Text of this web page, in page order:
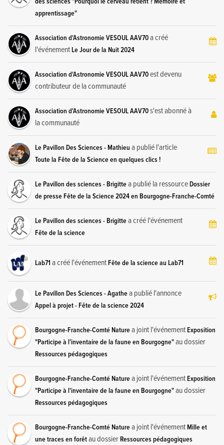
apprentissage"
Association d'Astronomie VESOUL AAV70a créé
l'événementLe Jour de la Nuit 2024
Association d'Astronomie VESOUL AAV70est devenu
contributeur de la communauté
Association d'Astronomie VESOUL AAV70s'est abonné à
la communauté
Le Pavillon Des Sciences - Mathieu a publié l'article
Toute la Fête de la Science en quelques clics !
Le Pavillon des sciences - Brigittea publié la ressourceDossier
de presse Fête de la Science 2024 en Bourgogne-Franche-Comté
Le Pavillon des sciences - Brigittea créé l'événement
Fête de la science
Lab71 a créé l'événementFête de la science au Lab71
Le Pavillon Des Sciences - Agathea publié l'annonce
Appel à projet - Fête de la science 2024
Bourgogne-Franche-Comté Naturea joint l'événementExposition
"Participe à l'inventaire de la faune en Bourgogne"au dossier
Ressources pédagogiques
Bourgogne-Franche-Comté Naturea joint l'événementExposition
"Participe à l'inventaire de la faune en Bourgogne"au dossier
Ressources pédagogiques
Bourgogne-Franche-Comté Naturea joint l'événementMille et
une traces en forêtau dossierRessources pédagogiques